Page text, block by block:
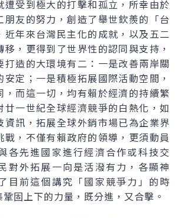
遭受到極大的打擊和孤立，所幸由於
朋友的努力，創造了舉世欽羨的「台
近年來台灣民主化的成就，以及五二
移，更得到了世界性的認同與支持，
打造的大環境有二：一是改善兩岸關
安定；一是積極拓展國際活動空間，
，而這一切，均有賴於經濟的持續繁
廿一世紀全球經濟競爭的白熱化，如
資訊，拓展全球外銷市場已為企業界
戰，不僅有賴政府的領導，更須動員
各先進國家進行經濟合作或科技交
對外拓展一向是活潑有力，各顯神
目前這個講究「國家競爭力」的時
固上下的力量，既分進，又合擊。